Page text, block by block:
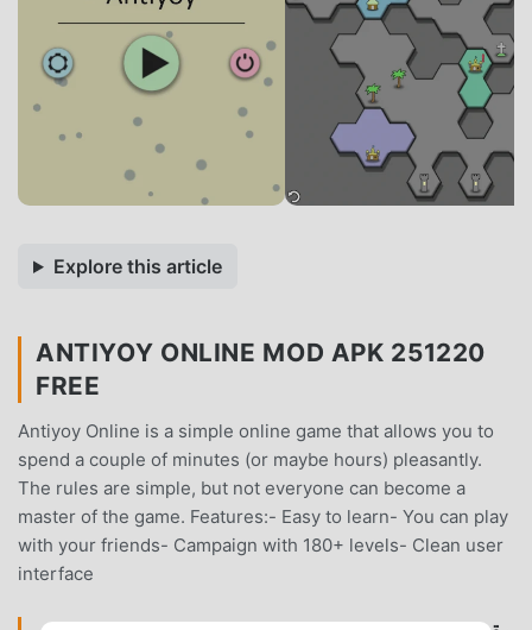
Explore this article
ANTIYOY ONLINE MOD APK 251220
FREE
Antiyoy Online is a simple online game that allows you to
spend a couple of minutes (or maybe hours) pleasantly.
The rules are simple, but not everyone can become a
master of the game. Features:- Easy to learn- You can play
with your friends- Campaign with 180+ levels- Clean user
interface